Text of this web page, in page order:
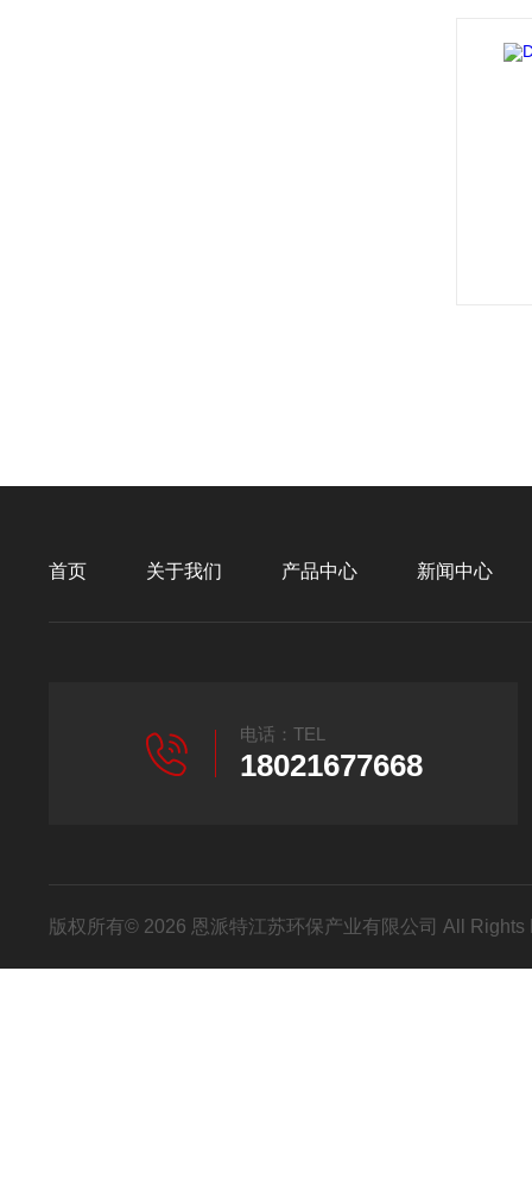
首页 关于我们 产品中心 新闻中心
电话：TEL
18021677668
版权所有© 2026 恩派特江苏环保产业有限公司 All